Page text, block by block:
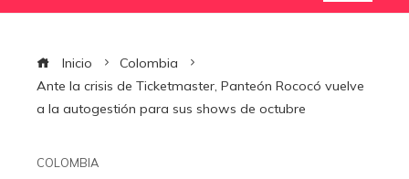
Inicio
Colombia
Ante la crisis de Ticketmaster, Panteón Rococó vuelve
a la autogestión para sus shows de octubre
COLOMBIA